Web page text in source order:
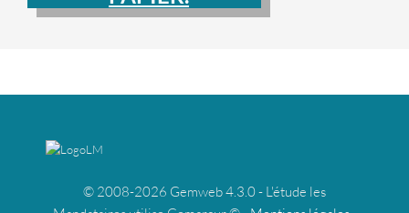
© 2008-2026 Gemweb 4.3.0 - L'étude les